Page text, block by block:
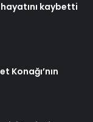
kaybetti
Konağı’nın